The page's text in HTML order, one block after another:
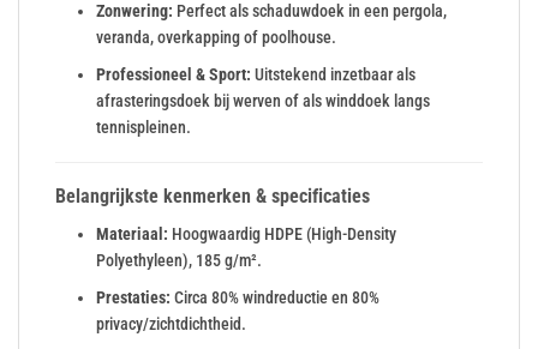
Zonwering: Perfect als schaduwdoek in een pergola,
veranda, overkapping of poolhouse.
Professioneel & Sport: Uitstekend inzetbaar als
afrasteringsdoek bij werven of als winddoek langs
tennispleinen.
Belangrijkste kenmerken & specificaties
Materiaal: Hoogwaardig HDPE (High-Density
Polyethyleen), 185 g/m².
Prestaties: Circa 80% windreductie en 80%
privacy/zichtdichtheid.